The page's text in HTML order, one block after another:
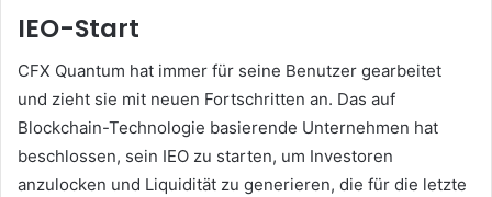
IEO-Start
CFX Quantum hat immer für seine Benutzer gearbeitet
und zieht sie mit neuen Fortschritten an. Das auf
Blockchain-Technologie basierende Unternehmen hat
beschlossen, sein IEO zu starten, um Investoren
anzulocken und Liquidität zu generieren, die für die letzte